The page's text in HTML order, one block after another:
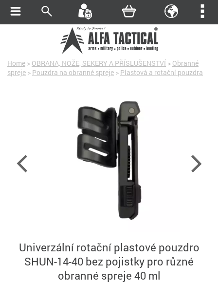
Home > OBRANA, NOŽE, SEKERY A PŘÍSLUŠENSTVÍ > Obranné
spreje > Pouzdra na obranné spreje > Plastová a rotační pouzdra
Univerzální rotační plastové pouzdro
SHUN-14-40 bez pojistky pro různé
obranné spreje 40 ml